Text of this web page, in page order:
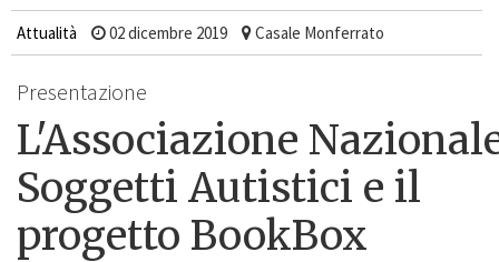
Attualità 02 dicembre 2019 Casale Monferrato
Presentazione
L'Associazione
Soggetti Autistici e il
progetto BookBox